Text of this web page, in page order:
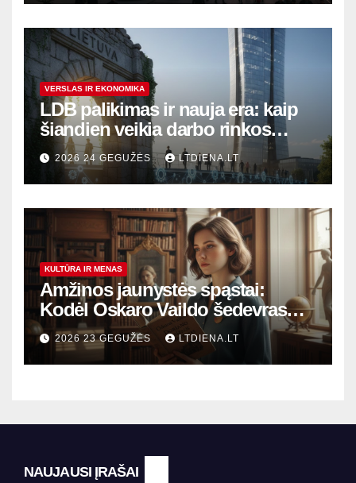
VERSLAS IR EKONOMIKA
LDB palikimas ir nauja era: kaip
šiandien veikia darbo rinkos
variklis Lietuvoje?
2026 24 GEGUŽĖS LTDIENA.LT
KULTŪRA IR MENAS
Amžinos jaunystės spąstai:
Kodėl Oskaro Vaildo šedevras
šiandien aktualesnis nei bet
kada?
2026 23 GEGUŽĖS LTDIENA.LT
NAUJAUSI ĮRAŠAI